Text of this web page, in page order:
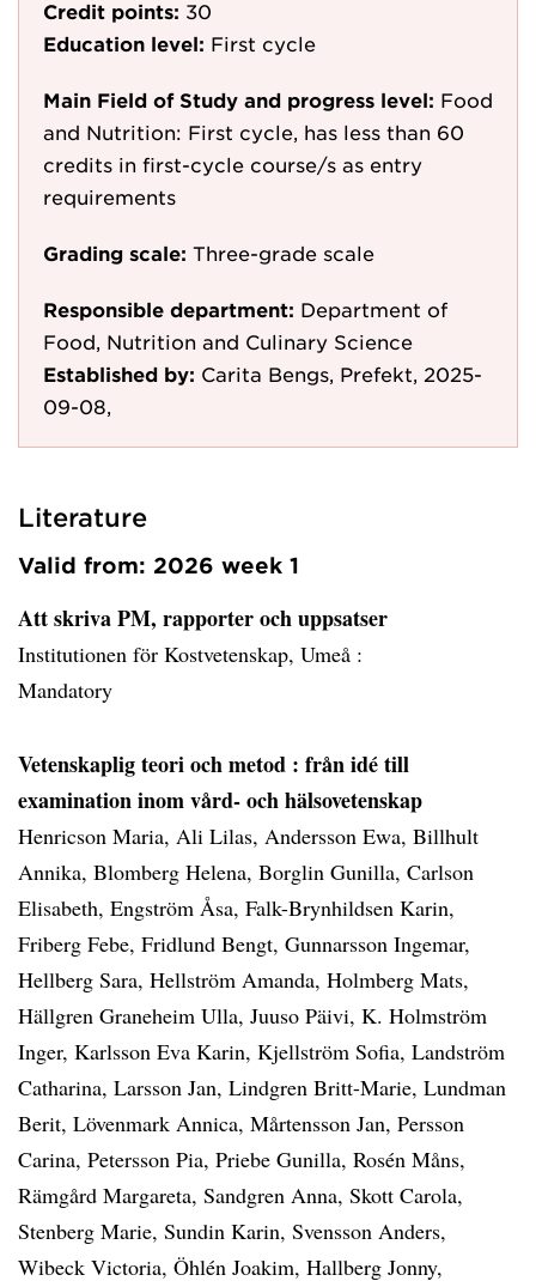
Credit points: 30
Education level: First cycle
Main Field of Study and progress level: Food
and Nutrition: First cycle, has less than 60
credits in first-cycle course/s as entry
requirements
Grading scale: Three-grade scale
Responsible department: Department of
Food, Nutrition and Culinary Science
Established by: Carita Bengs, Prefekt, 2025-
09-08,
Literature
Valid from: 2026 week 1
Att skriva PM, rapporter och uppsatser
Institutionen för Kostvetenskap, Umeå :
Mandatory
Vetenskaplig teori och metod : från idé till
examination inom vård- och hälsovetenskap
Henricson Maria, Ali Lilas, Andersson Ewa, Billhult
Annika, Blomberg Helena, Borglin Gunilla, Carlson
Elisabeth, Engström Åsa, Falk-Brynhildsen Karin,
Friberg Febe, Fridlund Bengt, Gunnarsson Ingemar,
Hellberg Sara, Hellström Amanda, Holmberg Mats,
Hällgren Graneheim Ulla, Juuso Päivi, K. Holmström
Inger, Karlsson Eva Karin, Kjellström Sofia, Landström
Catharina, Larsson Jan, Lindgren Britt-Marie, Lundman
Berit, Lövenmark Annica, Mårtensson Jan, Persson
Carina, Petersson Pia, Priebe Gunilla, Rosén Måns,
Rämgård Margareta, Sandgren Anna, Skott Carola,
Stenberg Marie, Sundin Karin, Svensson Anders,
Wibeck Victoria, Öhlén Joakim, Hallberg Jonny,